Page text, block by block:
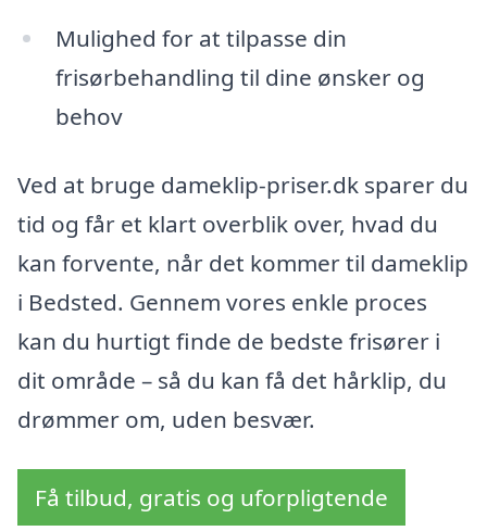
Mulighed for at tilpasse din
frisørbehandling til dine ønsker og
behov
Ved at bruge dameklip-priser.dk sparer du
tid og får et klart overblik over, hvad du
kan forvente, når det kommer til dameklip
i Bedsted. Gennem vores enkle proces
kan du hurtigt finde de bedste frisører i
dit område – så du kan få det hårklip, du
drømmer om, uden besvær.
Få tilbud, gratis og uforpligtende